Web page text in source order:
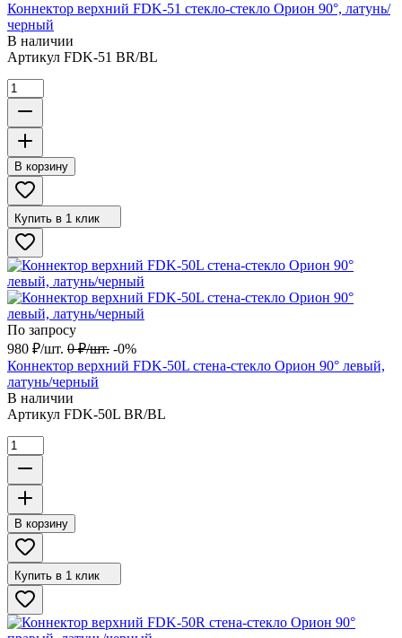
Коннектор верхний FDK-51 стекло-стекло Орион 90°, латунь/
черный
В наличии
Артикул FDK-51 BR/BL
В корзину
Купить в 1 клик
По запросу
980 ₽/шт. 0 ₽/шт. -0%
Коннектор верхний FDK-50L стена-стекло Орион 90° левый,
латунь/черный
В наличии
Артикул FDK-50L BR/BL
В корзину
Купить в 1 клик